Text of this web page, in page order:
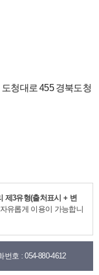
청대로 455 경북도청
제3유형(출처표시 + 변
유롭게 이용이 가능합니
번호 :054-880-4612